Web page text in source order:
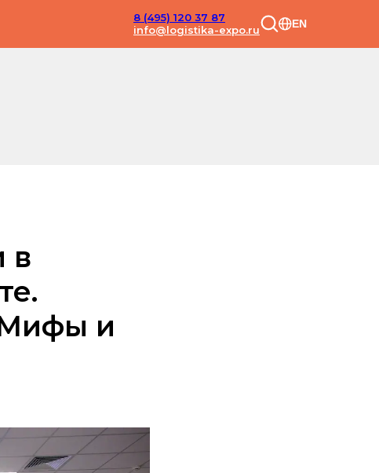
8 (495) 120 37 87
info@logistika-expo.ru
EN
в
Мифы и